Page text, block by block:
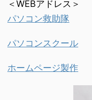
＜WEBアドレス＞
パソコン救助隊
パソコンスクール
ホームページ製作